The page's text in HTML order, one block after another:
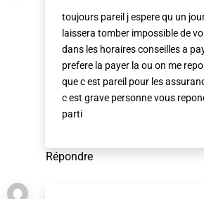
toujours pareil j espere qu un
laissera tomber impossible de
dans les horaires conseilles a
prefere la payer la ou on me
que c est pareil pour les
c est grave personne vous
parti
Répondre